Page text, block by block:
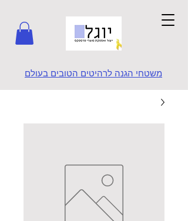
משטחי הגנה לרהיטים הטובים בעולם